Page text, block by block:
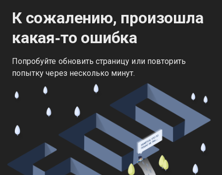
К сожалению, произошла
какая‑то ошибка
Попробуйте обновить страницу или повторить
попытку через несколько минут.